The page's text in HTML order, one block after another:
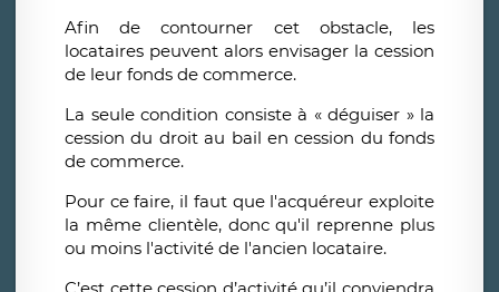
Afin de contourner cet obstacle, les
locataires peuvent alors envisager la cession
de leur fonds de commerce.
La seule condition consiste à « déguiser » la
cession du droit au bail en cession du fonds
de commerce.
Pour ce faire, il faut que l'acquéreur exploite
la même clientèle, donc qu'il reprenne plus
ou moins l'activité de l'ancien locataire.